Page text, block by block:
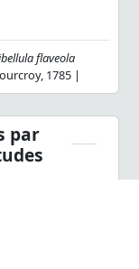
flaveola
1785 |
par